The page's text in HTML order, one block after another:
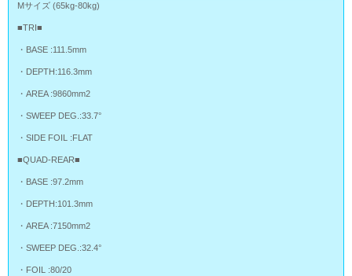
Mサイズ (65kg-80kg)
■TRI■
・BASE :111.5mm
・DEPTH:116.3mm
・AREA :9860mm2
・SWEEP DEG.:33.7°
・SIDE FOIL :FLAT
■QUAD-REAR■
・BASE :97.2mm
・DEPTH:101.3mm
・AREA :7150mm2
・SWEEP DEG.:32.4°
・FOIL :80/20